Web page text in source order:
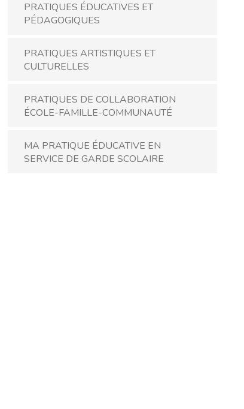
PRATIQUES ÉDUCATIVES ET
PÉDAGOGIQUES
PRATIQUES ARTISTIQUES ET
CULTURELLES
PRATIQUES DE COLLABORATION
ÉCOLE-FAMILLE-COMMUNAUTÉ
MA PRATIQUE ÉDUCATIVE EN
SERVICE DE GARDE SCOLAIRE